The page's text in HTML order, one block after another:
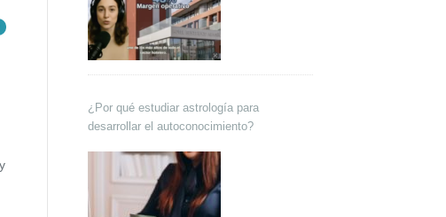
¿Por qué estudiar astrología para
desarrollar el autoconocimiento?